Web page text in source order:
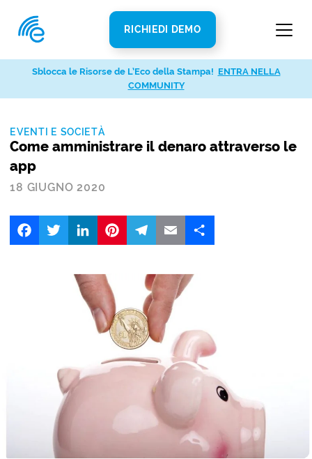
RICHIEDI DEMO
EVENTI E SOCIETÀ
Come amministrare il denaro attraverso le
app
18 GIUGNO 2020
FacebookTwitter LinkedIn
Sblocca le Risorse de L’Eco della Stampa! ENTRA NELLA
COMMUNITY